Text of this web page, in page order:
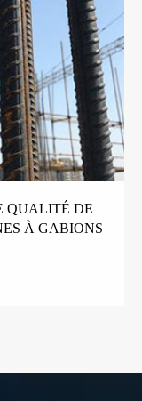
QUALITÉ DE
À GABIONS